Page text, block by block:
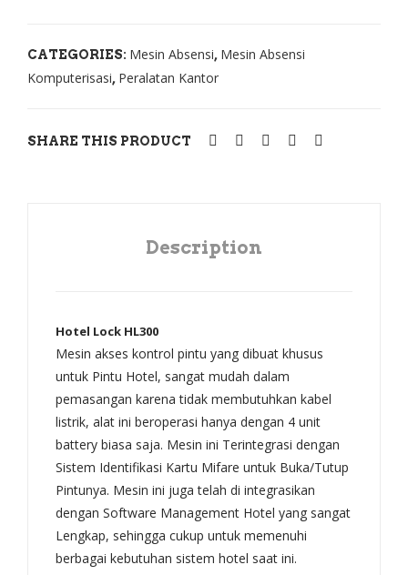
CATEGORIES: Mesin Absensi, Mesin Absensi
Komputerisasi, Peralatan Kantor
SHARE THIS PRODUCT
Description
Hotel Lock HL300
Mesin akses kontrol pintu yang dibuat khusus
untuk Pintu Hotel, sangat mudah dalam
pemasangan karena tidak membutuhkan kabel
listrik, alat ini beroperasi hanya dengan 4 unit
battery biasa saja. Mesin ini Terintegrasi dengan
Sistem Identifikasi Kartu Mifare untuk Buka/Tutup
Pintunya. Mesin ini juga telah di integrasikan
dengan Software Management Hotel yang sangat
Lengkap, sehingga cukup untuk memenuhi
berbagai kebutuhan sistem hotel saat ini.